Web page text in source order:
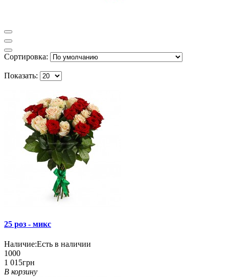
Сортировка:
Показать:
25 роз - микс
Наличие:Есть в наличии
1000
1 015грн
В корзину